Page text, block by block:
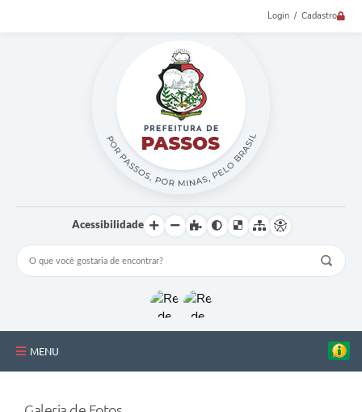
Login / Cadastro
Acessibilidade
MENU